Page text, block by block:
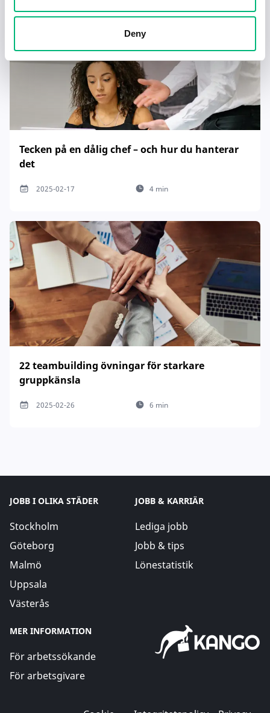
Deny
Tecken på en dålig chef – och hur du hanterar
det
2025-02-17 4 min
22 teambuilding övningar för starkare
gruppkänsla
2025-02-26 6 min
JOBB I OLIKA STÄDER
Stockholm
Göteborg
Malmö
Uppsala
Västerås
JOBB & KARRIÄR
Lediga jobb
Jobb & tips
Lönestatistik
MER INFORMATION
För arbetssökande
För arbetsgivare